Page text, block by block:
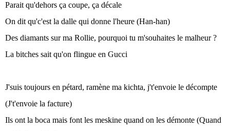
Parait qu'dehors ça coupe, ça décale
On dit qu'c'est la dalle qui donne l'heure (Han-han)
Des diamants sur ma Rollie, pourquoi tu m'souhaites le malheur ?
La bitches sait qu'on flingue en Gucci
J'suis toujours en pétard, ramène ma kichta, j't'envoie le décompte
(J't'envoie la facture)
Ils ont la boca mais font les meskine quand on les démonte (Quand